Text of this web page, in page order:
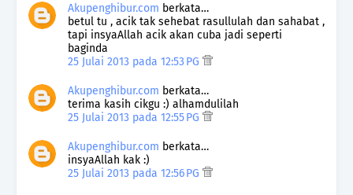
Akupenghibur.com berkata…
betul tu , acik tak sehebat rasullulah dan sahabat ,
tapi insyaAllah acik akan cuba jadi seperti
baginda
25 Julai 2013 pada 12:53 PG
Akupenghibur.com berkata…
terima kasih cikgu :) alhamdulilah
25 Julai 2013 pada 12:55 PG
Akupenghibur.com berkata…
insyaAllah kak :)
25 Julai 2013 pada 12:56 PG